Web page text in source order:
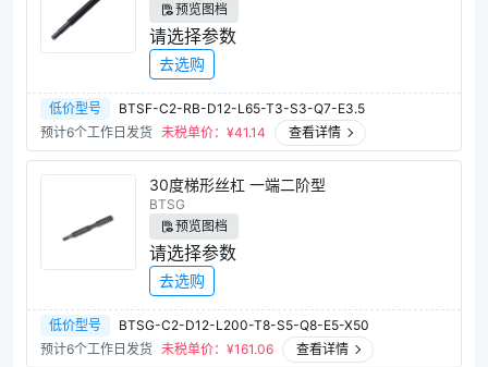
预览图档
请选择参数
去选购
低价型号
BTSF-C2-RB-D12-L65-T3-S3-Q7-E3.5
预计6个工作日发货 未税单价：¥41.14 查看详情
30度梯形丝杠 一端二阶型
BTSG
预览图档
请选择参数
去选购
低价型号
BTSG-C2-D12-L200-T8-S5-Q8-E5-X50
预计6个工作日发货 未税单价：¥161.06 查看详情